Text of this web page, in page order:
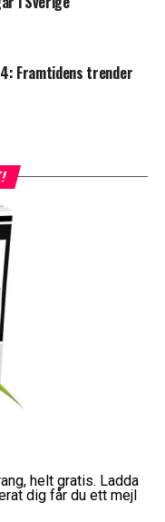
Framtidens trender
helt gratis. Ladda
dig får du ett mejl